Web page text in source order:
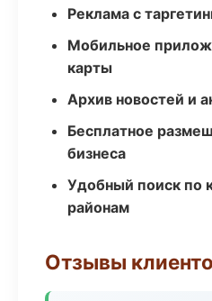
Реклама с
Мобильное
карты
Архив новостей и
Бесплатное
бизнеса
Удобный поиск по
районам
Отзывы